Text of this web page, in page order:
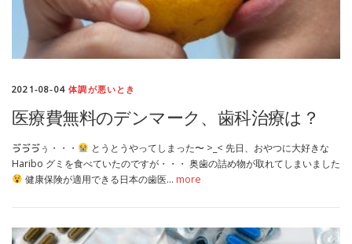
2021-08-04体調が悪いとき
医療費無料のデンマーク、歯科治療は？
ゔゔゔぅ・・・
とうとうやってしまった〜 >_< 先日、おやつに大好きな
Haribo グミを食べていたのですが・・・ 奥歯の詰め物が取れてしまいました
健康保険が適用できる日本の歯医… more